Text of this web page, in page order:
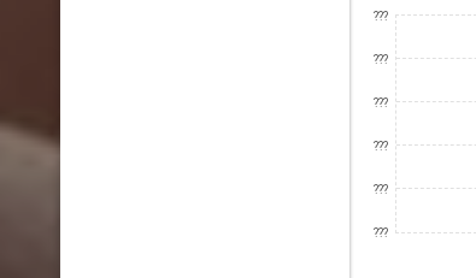
???
???
???
???
???
???